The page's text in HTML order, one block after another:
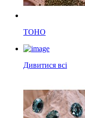
TOHO
Дивитися всі